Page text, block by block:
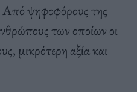
Από ψηφοφόρους της
των οποίων οι
μικρότερη αξία και